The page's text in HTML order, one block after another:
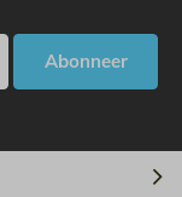
Abonneer